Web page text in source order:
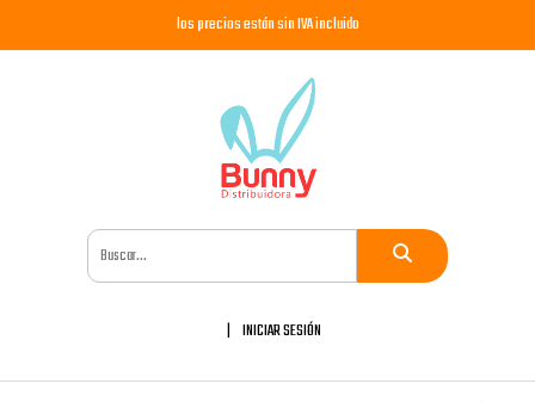
los precios están sin IVA incluido
INICIAR SESIÓN